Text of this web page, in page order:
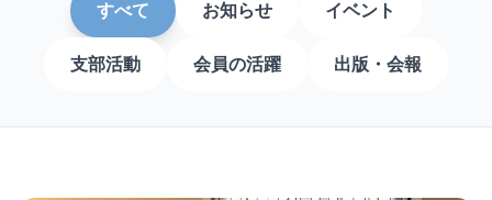
すべて お知らせ イベント
支部活動 会員の活躍 出版・会報